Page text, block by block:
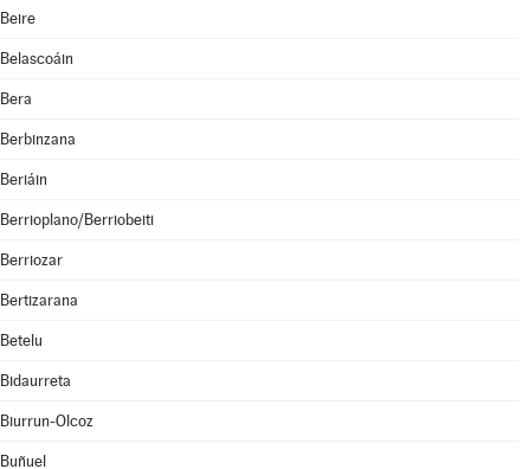
Beire
Belascoáin
Bera
Berbinzana
Beriáin
Berrioplano/Berriobeiti
Berriozar
Bertizarana
Betelu
Bidaurreta
Biurrun-Olcoz
Buñuel